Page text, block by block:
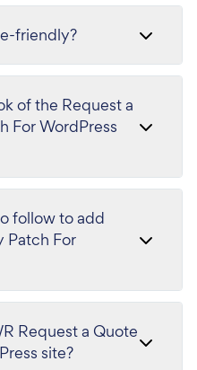
friendly?
of the Request a
For WordPress
follow to add
Patch For
Request a Quote
site?